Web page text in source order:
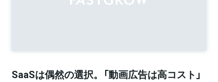
SaaSは偶然の選択。「動画広告は高コスト」